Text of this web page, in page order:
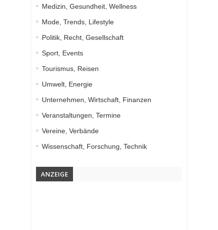
Medizin, Gesundheit, Wellness
Mode, Trends, Lifestyle
Politik, Recht, Gesellschaft
Sport, Events
Tourismus, Reisen
Umwelt, Energie
Unternehmen, Wirtschaft, Finanzen
Veranstaltungen, Termine
Vereine, Verbände
Wissenschaft, Forschung, Technik
ANZEIGE